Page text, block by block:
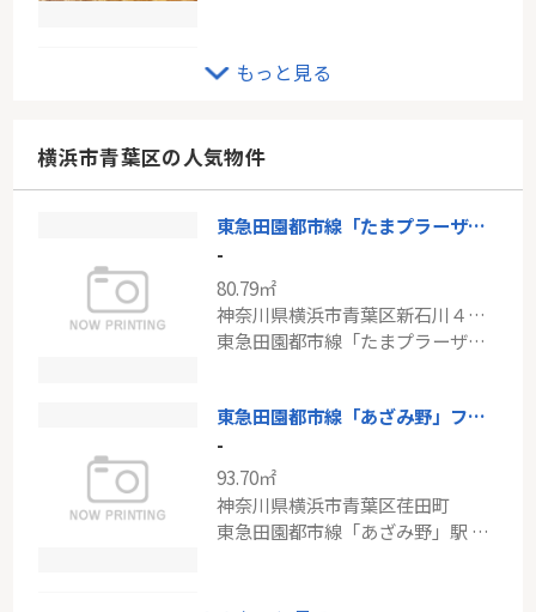
-
神奈川県川崎市幸区下平間
南武線「鹿島田」駅 徒歩7分
127.01㎡～159.60㎡
神奈川県川崎市多摩区長沢４丁目
もっと見る
横浜市青葉区の人気物件
東急田園都市線「たまプラーザ」新築分譲
-
80.79㎡
神奈川県横浜市青葉区新石川４丁目
東急田園都市線「たまプラーザ」駅 徒歩14分
東急田園都市線「あざみ野」ファミールあざみ野スカーレットヒルズ
-
93.70㎡
神奈川県横浜市青葉区荏田町
東急田園都市線「あざみ野」駅 徒歩12分